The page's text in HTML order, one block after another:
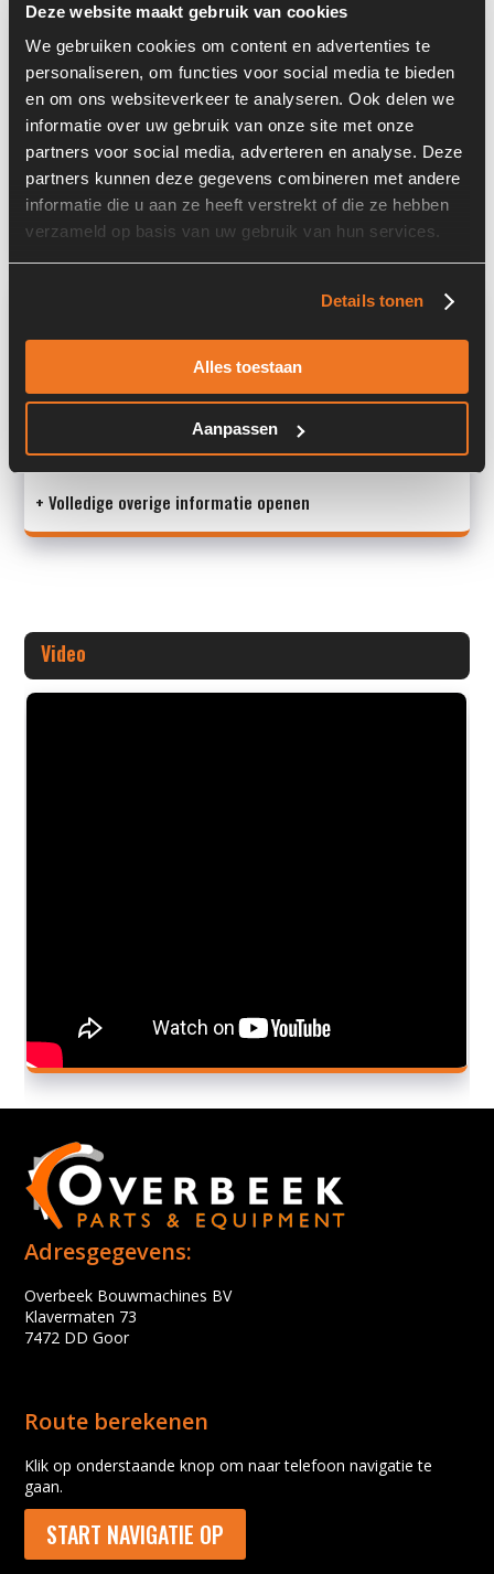
Deze website maakt gebruik van cookies
We gebruiken cookies om content en advertenties te
personaliseren, om functies voor social media te bieden
en om ons websiteverkeer te analyseren. Ook delen we
informatie over uw gebruik van onze site met onze
partners voor social media, adverteren en analyse. Deze
partners kunnen deze gegevens combineren met andere
informatie die u aan ze heeft verstrekt of die ze hebben
verzameld op basis van uw gebruik van hun services.
Details tonen
Alles toestaan
Aanpassen
Informatie
Locatie:
4A12O
Serienummer:
193306 / 0812
Past op de volgende machines:
Volvo L 30
Land:
Nederland
Type 1: BXP19817-01G
S/N: 19
+ Volledige overige informatie openen
Video
Adresgegevens:
Overbeek Bouwmachines BV
Klavermaten 73
7472 DD Goor
Route berekenen
Klik op onderstaande knop om naar telefoon navigatie te
gaan.
START NAVIGATIE OP